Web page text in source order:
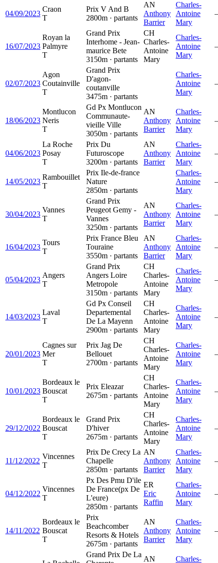
04/09/2023
Craon
T
Prix V And B
2800m · partants
AN
Anthony
Barrier
Charles-
Antoine
Mary
16/07/2023
Royan la
Palmyre
T
Grand Prix
Interhome - Jean-
maurice Bete
3150m · partants
CH
Charles-
Antoine
Mary
Charles-
Antoine
Mary
02/07/2023
Agon
Coutainville
T
Grand Prix
D'agon-
coutanville
3475m · partants
Charles-
Antoine
Mary
18/06/2023
Montlucon
Neris
T
Gd Px Montlucon
Communaute-
vieille Ville
3050m · partants
AN
Anthony
Barrier
Charles-
Antoine
Mary
04/06/2023
La Roche
Posay
T
Prix Du
Futuroscope
3200m · partants
AN
Anthony
Barrier
Charles-
Antoine
Mary
14/05/2023
Rambouillet
T
Prix Ile-de-france
Nature
2850m · partants
Charles-
Antoine
Mary
30/04/2023
Vannes
T
Grand Prix
Peugeot Gemy -
Vannes
3250m · partants
AN
Anthony
Barrier
Charles-
Antoine
Mary
16/04/2023
Tours
T
Prix France Bleu
Touraine
3550m · partants
AN
Anthony
Barrier
Charles-
Antoine
Mary
05/04/2023
Angers
T
Grand Prix
Angers Loire
Metropole
3150m · partants
CH
Charles-
Antoine
Mary
Charles-
Antoine
Mary
14/03/2023
Laval
T
Gd Px Conseil
Departemental
De La Mayenn
2900m · partants
CH
Charles-
Antoine
Mary
Charles-
Antoine
Mary
20/01/2023
Cagnes sur
Mer
T
Prix Jag De
Bellouet
2700m · partants
CH
Charles-
Antoine
Mary
Charles-
Antoine
Mary
10/01/2023
Bordeaux le
Bouscat
T
Prix Eleazar
2675m · partants
CH
Charles-
Antoine
Mary
Charles-
Antoine
Mary
29/12/2022
Bordeaux le
Bouscat
T
Grand Prix
D'hiver
2675m · partants
CH
Charles-
Antoine
Mary
Charles-
Antoine
Mary
11/12/2022
Vincennes
T
Prix De Crecy La
Chapelle
2850m · partants
AN
Anthony
Barrier
Charles-
Antoine
Mary
04/12/2022
Vincennes
T
Px Des Pmu D'ile
De France(px De
L'eure)
2850m · partants
ER
Eric
Raffin
Charles-
Antoine
Mary
14/11/2022
Bordeaux le
Bouscat
T
Prix
Beachcomber
Resorts & Hotels
2675m · partants
AN
Anthony
Barrier
Charles-
Antoine
Mary
Grand Prix De La
AN Charles-